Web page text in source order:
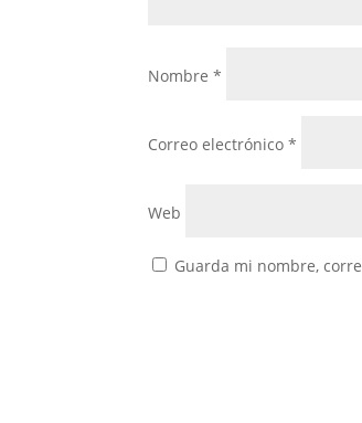
Nombre*
Correo electrónico*
Web
Guarda mi nombre,